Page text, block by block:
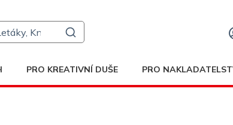
PRO KREATIVNÍ DUŠE PRO